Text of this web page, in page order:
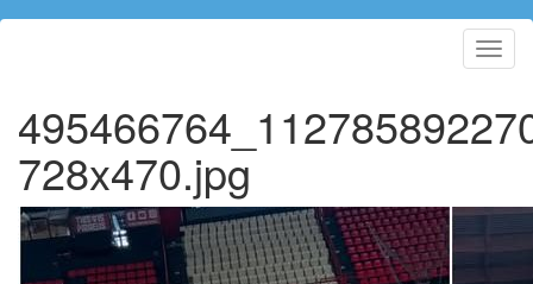
728x470.jpg